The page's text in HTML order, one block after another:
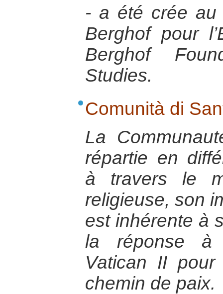
- a été crée au
Berghof pour
Berghof
Studies.
Comunità di
La
répartie en
à travers le
religieuse, son
est inhérente à
la réponse à
Vatican II
chemin de paix.